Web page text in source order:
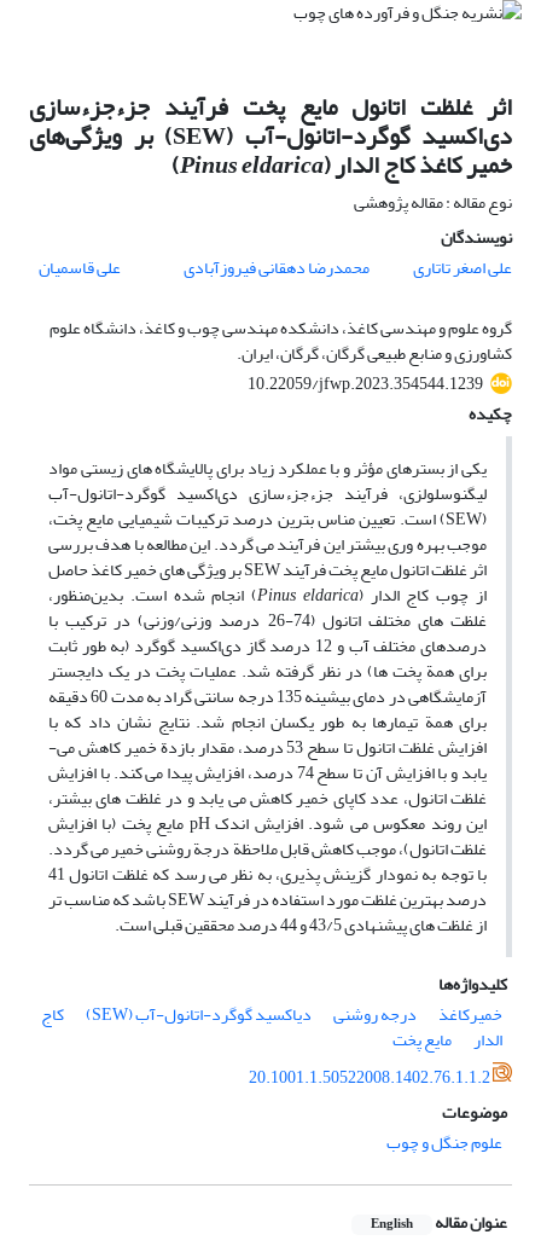
اثر غلظت اتانول مایع پخت فرآیند جزءجزءسازی
دی‌اکسید گوگرد-اتانول-آب (SEW) بر ویژگی‌های
خمیر کاغذ کاج الدار (Pinus eldarica
)
نوع مقاله : مقاله پژوهشی
نویسندگان
علی اصغر تاتاری
محمدرضا دهقانی فیروزآبادی
علی قاسمیان
گروه علوم و مهندسی کاغذ، دانشکده مهندسی چوب و کاغذ، دانشگاه علوم
کشاورزی و منابع طبیعی گرگان، گرگان، ایران.
10.22059/jfwp.2023.354544.1239
چکیده
یکی از بسترهای مؤثر و با عملکرد زیاد برای پالایشگاه ­های زیستی مواد
لیگنوسلولزی، فرآیند جزءجزءسازی دی‌اکسید گوگرد-اتانول-آب
(SEW) است. تعیین مناس ب­ترین درصد ترکیبات شیمیایی مایع پخت،
موجب بهره ­وری بیش­تر این فرآیند می­ گردد. این مطالعه با هدف بررسی
اثر غلظت اتانول مایع پخت فرآیند SEW بر ویژگی­ های خمیر کاغذ حاصل
از چوب کاج الدار ( Pinus eldarica ) انجام شده است. بدین‌منظور،
غلظت ­های مختلف اتانول (74-26 درصد وزنی/وزنی) در ترکیب با
درصدهای مختلف آب و 12 درصد گاز دی‌اکسید گوگرد (به­ طور ثابت
برای همة پخت­ ها) در نظر گرفته شد. عملیات پخت در یک دایجستر
آزمایشگاهی در دمای بیشینه 135 درجه سانتی­ گراد به ­مدت 60 دقیقه
برای همة تیمارها به­ طور یکسان انجام شد. نتایج نشان داد که با
افزایش غلظت اتانول تا سطح 53 درصد، مقدار بازدة خمیر کاهش می­
یابد و با افزایش آن تا سطح 74 درصد، افزایش پیدا می­ کند. با افزایش
غلظت اتانول، عدد کاپای خمیر کاهش می ­یابد و در غلظت ­های بیش­تر،
این روند معکوس می ­شود. افزایش اندک pH مایع پخت (با افزایش
غلظت اتانول)، موجب کاهش قابل ملاحظة درجة روشنی خمیر می­ گردد.
با توجه به نمودار گزینش­ پذیری، به­ نظر می ­رسد که غلظت اتانول 41
درصد بهترین غلظت مورد استفاده در فرآیند SEW باشد که مناسب­ تر
از غلظت­ های پیشنهادی 43/5 و 44 درصد محققین قبلی است.
کلیدواژه‌ها
خمیرکاغذ
درجه روشنی دیاکسید گوگرد-اتانول-آب (SEW) کاج
الدار
مایع پخت
20.1001.1.50522008.1402.76.1.1.2
موضوعات
علوم جنگل و چوب
عنوان مقاله English